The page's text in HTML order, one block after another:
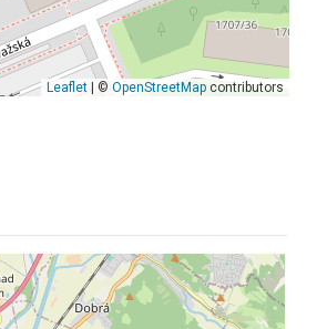
Leaflet| ©OpenStreetMapcontributors